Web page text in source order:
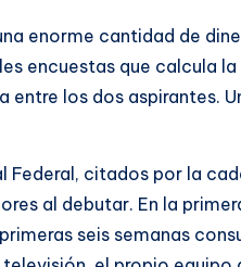
enorme cantidad de
encuestas que calcula la
los dos aspirantes.
citados por la
al debutar. En la
seis semanas